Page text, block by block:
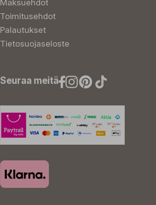
Maksuehdot
Toimitusehdot
Palautukset
Tietosuojaseloste
Seuraa meitä